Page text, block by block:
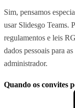
Sim, pensamos
usar Slidesgo Teams.
regulamentos e leis
dados pessoais para
administrador.
Quando os convites